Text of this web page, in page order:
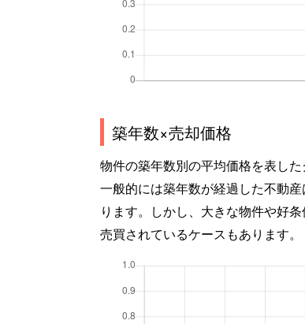
築年数×売却価格
物件の築年数別の平均価格を表した
一般的には築年数が経過した不動
ります。しかし、大きな物件や好
売買されているケースもあります。